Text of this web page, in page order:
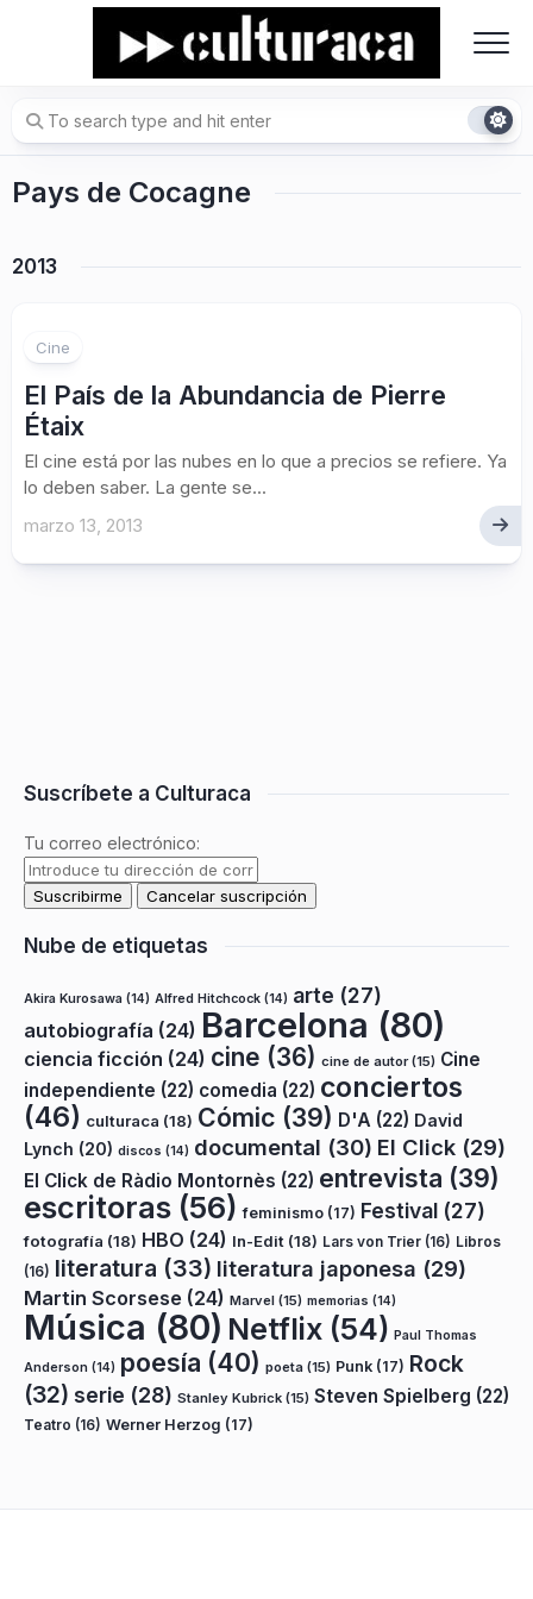
Pays de Cocagne
2013
Cine
El País de la Abundancia de Pierre
Étaix
El cine está por las nubes en lo que a precios se refiere. Ya
lo deben saber. La gente se...
marzo 13, 2013
Suscríbete a Culturaca
Tu correo electrónico:
Nube de etiquetas
Akira Kurosawa (14) Alfred Hitchcock (14) arte (27)
autobiografía (24) Barcelona (80)
ciencia ficción (24) cine (36) cine de autor(15) Cine
independiente (22) comedia (22) conciertos
(46) culturaca (18) Cómic (39) D'A (22) David
Lynch (20) discos (14) documental (30) El Click (29)
El Click de Ràdio Montornès (22) entrevista (39)
escritoras (56) feminismo (17) Festival (27)
fotografía (18) HBO (24) In-Edit (18) Lars von Trier (16) Libros
(16) literatura (33) literatura japonesa (29)
Martin Scorsese (24) Marvel (15) memorias (14)
Música (80) Netflix (54) Paul Thomas
Anderson (14) poesía (40) poeta (15) Punk (17) Rock
(32) serie (28) Stanley Kubrick (15) Steven Spielberg (22)
Teatro (16) Werner Herzog (17)